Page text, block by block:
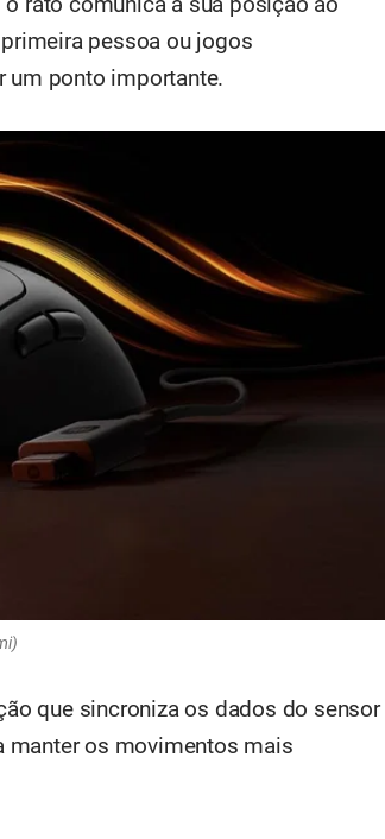
pessoa ou jogos
um ponto importante.
que sincroniza os dados do sensor
manter os movimentos mais